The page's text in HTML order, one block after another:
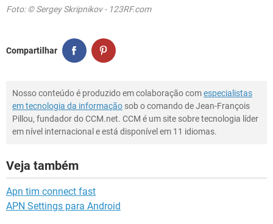
Foto: © Sergey Skripnikov - 123RF.com
Compartilhar
Nosso conteúdo é produzido em colaboração comespecialistas
em tecnologia da informação sob o comando de Jean-François
Pillou, fundador do CCM.net. CCM é um site sobre tecnologia líder
em nível internacional e está disponível em 11 idiomas.
Veja também
Apn tim connect fast
APN Settings para Android